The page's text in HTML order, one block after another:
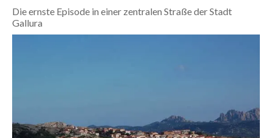
LAVORO
BANDI
CALCIO
Die ernste Episode in einer zentralen Straße der Stadt
Gallura